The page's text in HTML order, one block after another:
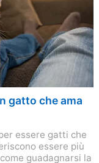
gatto che ama
essere gatti che
essere più
guadagnarsi la